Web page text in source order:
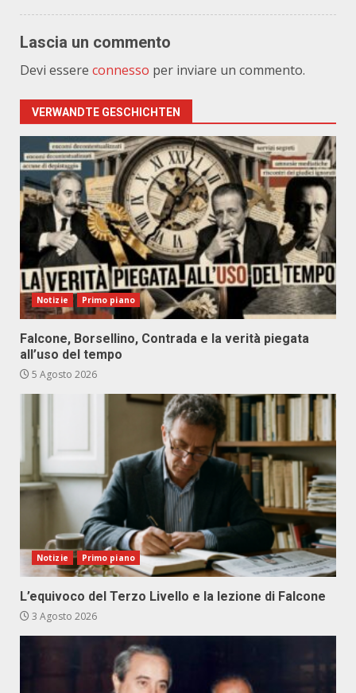
Lascia un commento
Devi essere connesso per inviare un commento.
VERWANDTE GESCHICHTEN
Notizie Primo piano
Falcone, Borsellino, Contrada e la verità piegata
all’uso del tempo
5 Agosto 2026
Notizie Primo piano
L’equivoco del Terzo Livello e la lezione di Falcone
3 Agosto 2026